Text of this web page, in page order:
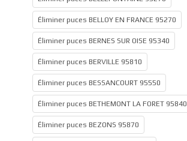
Éliminer puces BELLOY EN FRANCE 95270
Éliminer puces BERNES SUR OISE 95340
Éliminer puces BERVILLE 95810
Éliminer puces BESSANCOURT 95550
Éliminer puces BETHEMONT LA FORET 95840
Éliminer puces BEZONS 95870